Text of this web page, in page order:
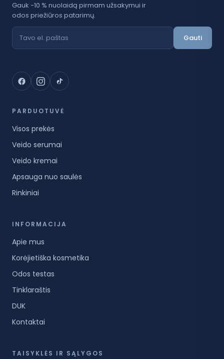
Gauk −10 % nuolaidą pirmam užsakymui ir
odos priežiūros patarimų.
Gauti
PARDUOTUVĖ
Visos prekės
Veido serumai
Veido kremai
Apsauga nuo saulės
Rinkiniai
INFORMACIJA
Apie mus
Korėjietiška kosmetika
Odos testas
Tinklaraštis
DUK
Kontaktai
TAISYKLĖS IR SĄLYGOS